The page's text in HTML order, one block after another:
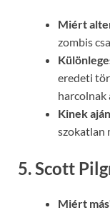
Miért
zombis
eredeti
harcolnak
Kinek
szokatlan
5. Scott
Miért